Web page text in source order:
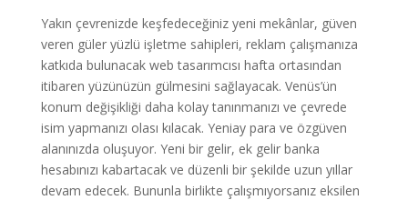
Yakın çevrenizde keşfedeceğiniz yeni mekânlar, güven
veren güler yüzlü işletme sahipleri, reklam çalışmanıza
katkıda bulunacak web tasarımcısı hafta ortasından
itibaren yüzünüzün gülmesini sağlayacak. Venüs’ün
konum değişikliği daha kolay tanınmanızı ve çevrede
isim yapmanızı olası kılacak. Yeniay para ve özgüven
alanınızda oluşuyor. Yeni bir gelir, ek gelir banka
hesabınızı kabartacak ve düzenli bir şekilde uzun yıllar
devam edecek. Bununla birlikte çalışmıyorsanız eksilen